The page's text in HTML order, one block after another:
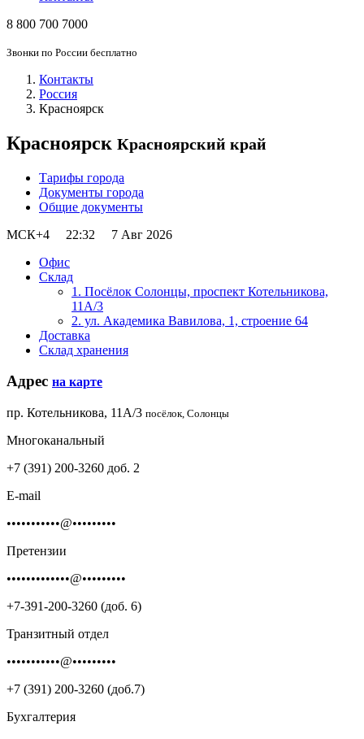
8 800 700 7000
Звонки по России бесплатно
Контакты
Россия
Красноярск
Красноярск Красноярский край
Тарифы города
Документы города
Общие документы
МСК+4
22:32
7 Авг 2026
Офис
Склад
1. Посёлок Солонцы, проспект Котельникова,
11А/3
2. ул. Академика Вавилова, 1, строение 64
Доставка
Склад хранения
Адрес на карте
пр. Котельникова, 11А/3 посёлок, Солонцы
Многоканальный
+7 (391) 200-3260 доб. 2
E-mail
•••••••••••@•••••••••
Претензии
•••••••••••••@•••••••••
+7-391-200-3260 (доб. 6)
Транзитный отдел
•••••••••••@•••••••••
+7 (391) 200-3260 (доб.7)
Бухгалтерия